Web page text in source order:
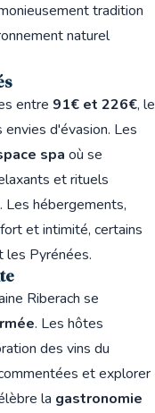
tradition
naturel
entre 91€ et 226€, le
d'évasion. Les
spa où se
et rituels
Les hébergements,
et intimité, certains
les Pyrénées.
Riberach se
. Les hôtes
des vins du
et explorer
la gastronomie